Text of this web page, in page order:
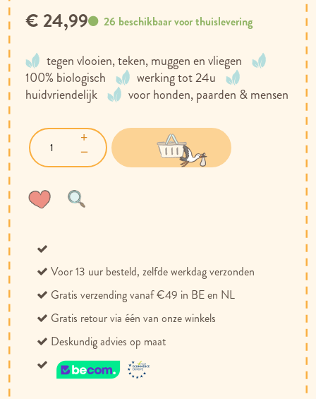
tegen vlooien, teken, muggen en vliegen
100% biologisch
werking tot 24u
huidvriendelijk
voor honden, paarden & mensen
26 beschikbaar voor thuislevering
€ 24,99
Voor 13 uur besteld, zelfde werkdag verzonden
Gratis verzending vanaf €49 in BE en NL
Gratis retour via één van onze winkels
Deskundig advies op maat